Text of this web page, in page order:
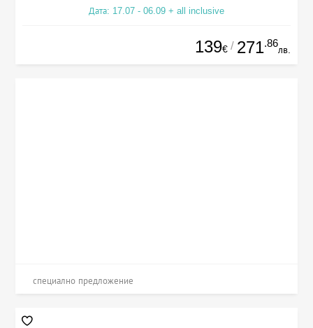
Дата: 17.07 - 06.09 + all inclusive
139€ / 271.86
лв.
специално предложение